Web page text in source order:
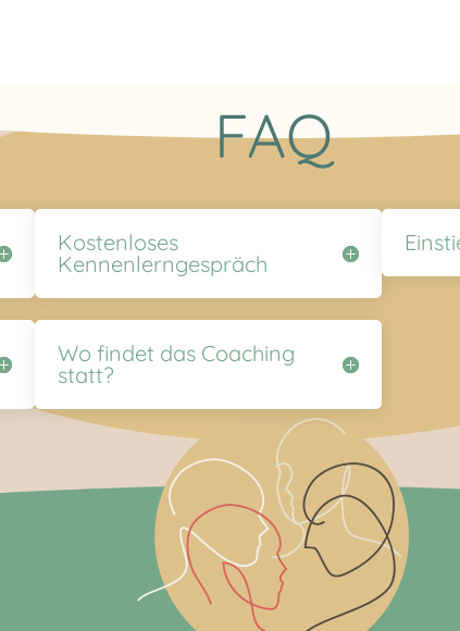
FAQ
Kostenloses
Kennenlerngespräch
Wo findet das Coaching
statt?